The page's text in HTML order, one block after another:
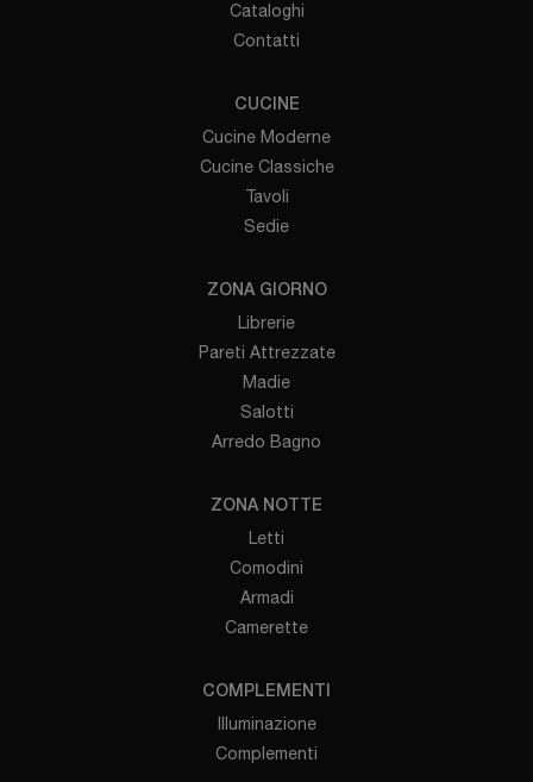
Cataloghi
Contatti
CUCINE
Cucine Moderne
Cucine Classiche
Tavoli
Sedie
ZONA GIORNO
Librerie
Pareti Attrezzate
Madie
Salotti
Arredo Bagno
ZONA NOTTE
Letti
Comodini
Armadi
Camerette
COMPLEMENTI
Illuminazione
Complementi